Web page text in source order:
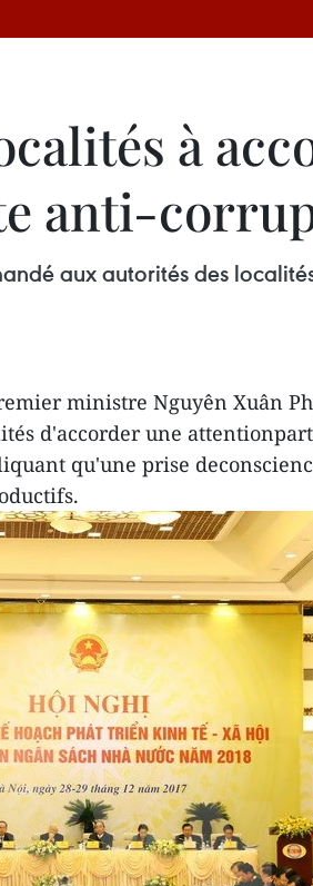
à
anti-
aux autorités des
ministre Nguyên Xuân
d'accorder une
qu'une prise